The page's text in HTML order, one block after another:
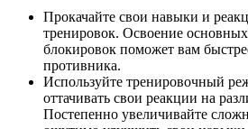
Прокачайте свои навыки и
тренировок. Освоение
блокировок поможет вам
противника.
Используйте тренировочный
оттачивать свои реакции на
Постепенно увеличивайте